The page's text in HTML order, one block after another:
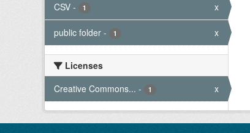
CSV - 1 x
public folder - 1 x
Licenses
Creative Commons... - 1 x